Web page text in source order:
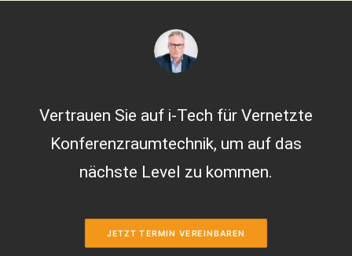
Vertrauen Sie auf i-Tech für Vernetzte
Konferenzraumtechnik, um auf das
nächste Level zu kommen.
JETZT TERMIN VEREINBAREN